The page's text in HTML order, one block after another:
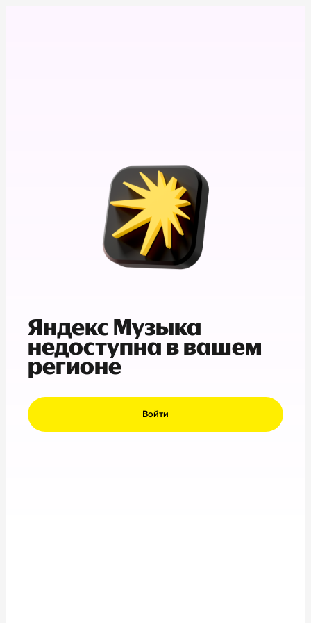
Яндекс Музыка
недоступна в вашем
регионе
Войти